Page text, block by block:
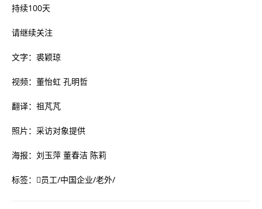
持续100天
请继续关注
文字：裘颖琼
视频：董怡虹 孔明哲
翻译：祖芃芃
照片：采访对象提供
海报：刘玉萍 董春洁 陈莉
标签： 员工/中国企业/老外/